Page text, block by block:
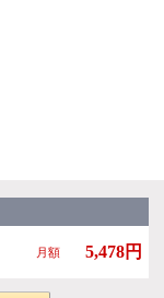
月額 5,478円